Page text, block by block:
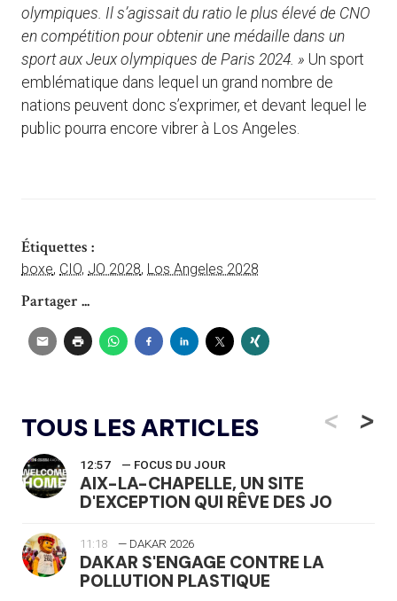
olympiques. Il s’agissait du ratio le plus élevé de CNO
en compétition pour obtenir une médaille dans un
sport aux Jeux olympiques de Paris 2024. » Un sport
emblématique dans lequel un grand nombre de
nations peuvent donc s’exprimer, et devant lequel le
public pourra encore vibrer à Los Angeles.
Étiquettes :
boxe, CIO, JO 2028, Los Angeles 2028
Partager ...
TOUS LES ARTICLES <
12:57 — FOCUS DU JOUR
AIX-LA-CHAPELLE, UN SITE
D'EXCEPTION QUI RÊVE DES JO
11:18 — DAKAR 2026
DAKAR S'ENGAGE CONTRE LA
POLLUTION PLASTIQUE
>